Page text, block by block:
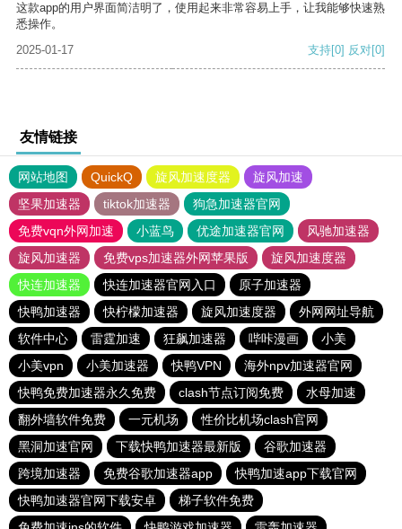
这款app的用户界面简洁明了，使用起来非常容易上手，让我能够快速熟
悉操作。
2025-01-17
支持[0] 反对[0]
友情链接
网站地图 QuickQ 旋风加速度器
旋风加速
坚果加速器
tiktok加速器
狗急加速器官网
免费vqn外网加速
小蓝鸟 优途加速器官网
风驰加速器
旋风加速器
免费vps加速器外网苹果版
旋风加速度器
快连加速器
快连加速器官网入口
原子加速器
快鸭加速器
快柠檬加速器 旋风加速度器
外网网址导航
软件中心
雷霆加速 狂飙加速器 哔咔漫画
小美
小美vpn
小美加速器 快鸭VPN
海外npv加速器官网
快鸭免费加速器永久免费
clash节点订阅免费
水母加速
翻外墙软件免费
一元机场
性价比机场clash官网
黑洞加速官网
下载快鸭加速器最新版
谷歌加速器
跨境加速器
免费谷歌加速器app
快鸭加速app下载官网
快鸭加速器官网下载安卓
梯子软件免费